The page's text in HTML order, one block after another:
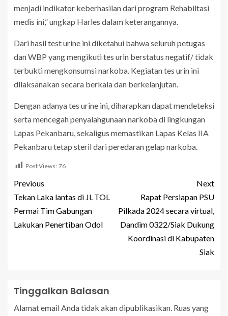
menjadi indikator keberhasilan dari program Rehabiltasi
medis ini,” ungkap Harles dalam keterangannya.
Dari hasil test urine ini diketahui bahwa seluruh petugas
dan WBP yang mengikuti tes urin berstatus negatif/ tidak
terbukti mengkonsumsi narkoba. Kegiatan tes urin ini
dilaksanakan secara berkala dan berkelanjutan.
Dengan adanya tes urine ini, diharapkan dapat mendeteksi
serta mencegah penyalahgunaan narkoba di lingkungan
Lapas Pekanbaru, sekaligus memastikan Lapas Kelas IIA
Pekanbaru tetap steril dari peredaran gelap narkoba.
Post Views: 76
Previous
Tekan Laka lantas di Jl. TOL
Permai Tim Gabungan
Lakukan Penertiban Odol
Next
Rapat Persiapan PSU
Pilkada 2024 secara virtual,
Dandim 0322/Siak Dukung
Koordinasi di Kabupaten
Siak
Tinggalkan Balasan
Alamat email Anda tidak akan dipublikasikan. Ruas yang